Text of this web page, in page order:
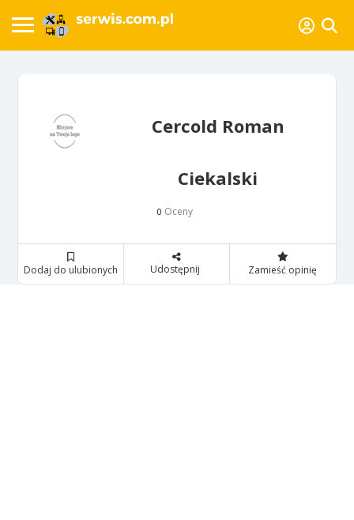
Cercold Roman
Ciekalski
0 Oceny
Dodaj do ulubionych Udostępnij Zamieść opinię